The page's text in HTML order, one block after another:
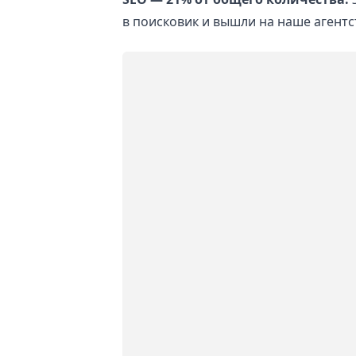
в поисковик и вышли на наше